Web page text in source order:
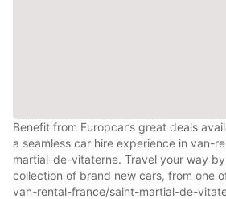
Benefit from Europcar’s great deals
a seamless car hire experience in van-
martial-de-vitaterne. Travel your way
collection of brand new cars, from one
van-rental-france/saint-martial-de-